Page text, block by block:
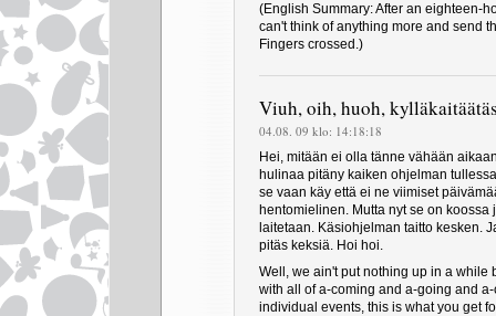
(English Summary: After an eighteen-
can't think of anything more and send
Fingers crossed.)
Viuh, oih, huoh,
04.08. 09 klo: 14:18:18
Hei, mitään ei olla tänne vähään
hulinaa pitäny kaiken ohjelman
se vaan käy että ei ne viimiset
hentomielinen. Mutta nyt se on
laitetaan. Käsiohjelman taitto kesken.
pitäs keksiä. Hoi hoi.
Well, we ain't put nothing up in a while
with all of a-coming and a-going and
individual events, this is what you get